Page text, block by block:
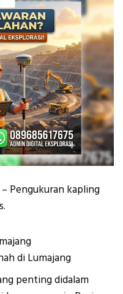
– Pengukuran kapling
di Lumajang
penting didalam